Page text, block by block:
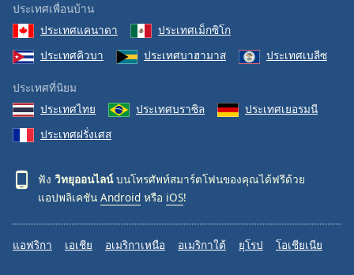
ประเทศเพื่อนบ้าน
ประเทศแคนาดา
ประเทศเม็กซิโก
ประเทศคิวบา
ประเทศบาฮามาส ประเทศเบลีซ
ประเทศที่นิยม
ประเทศไทย
ประเทศบราซิล
ประเทศเยอรมนี
ประเทศฝรั่งเศส
ฟัง วิทยุออนไลน์บนโทรศัพท์สมาร์ตโฟนของคุณได้ฟรีด้วย
แอปพลิเคชัน Android หรือ iOS!
แอฟริกา เอเชีย อเมริกาเหนือ อเมริกาใต้ ยุโรป โอเชียเนีย